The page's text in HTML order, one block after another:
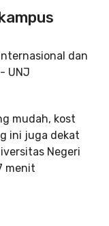
mudah, kost
ini juga dekat
Negeri
menit